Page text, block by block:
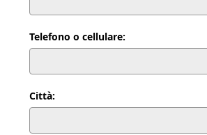
Telefono o cellulare:
Città: